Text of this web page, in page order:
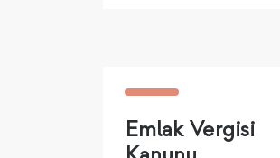
Emlak Vergisi